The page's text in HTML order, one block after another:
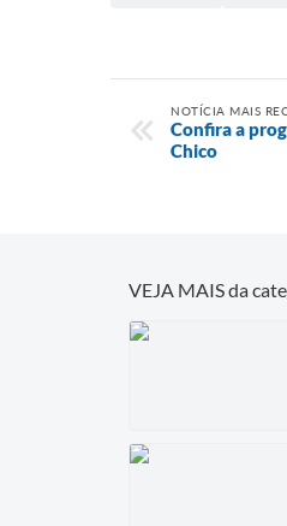
NOTÍCIA MAIS
Confira a
Chico
VEJA MAIS da